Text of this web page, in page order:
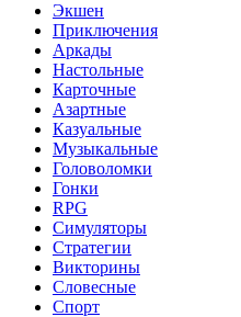
Экшен
Приключения
Аркады
Настольные
Карточные
Азартные
Казуальные
Музыкальные
Головоломки
Гонки
RPG
Симуляторы
Стратегии
Викторины
Словесные
Спорт